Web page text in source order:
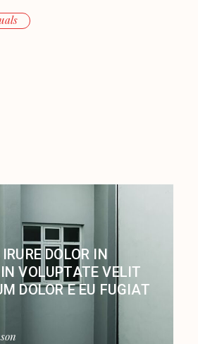
DOLOR IN
VOLUPTATE VELIT
DOLOR E EU FUGIAT